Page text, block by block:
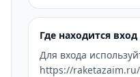
Где находится вход
Для входа
https://